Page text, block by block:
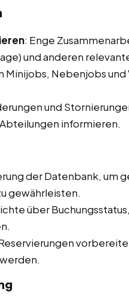
: Enge
und anderen
Minijobs, Nebenjobs
und
informieren.
der Datenbank, um
gewährleisten.
über